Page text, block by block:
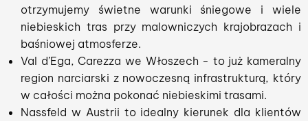
otrzymujemy świetne warunki śniegowe i wiele
niebieskich tras przy malowniczych krajobrazach i
baśniowej atmosferze.
Val d’Ega, Carezza we Włoszech - to już kameralny
region narciarski z nowoczesną infrastrukturą, który
w całości można pokonać niebieskimi trasami.
Nassfeld w Austrii to idealny kierunek dla klientów